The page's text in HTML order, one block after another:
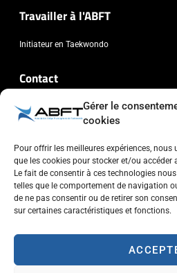
Gérer le
cookies
Pour offrir les meilleures expériences,
que les cookies pour stocker et/ou
Le fait de consentir à ces technologies
telles que le comportement de navigation
de ne pas consentir ou de retirer son
sur certaines caractéristiques et fonctions.
Travailler à l'ABFT
Initiateur en Taekwondo
Contact
Association Belge Francophone de
Chaussée de Wavre, 2057 - 1160
info@abft.be
+32 (0)2 347 34 77
Copyright © 2023 ABFT.BE – Tous droits réservés
Utilisation